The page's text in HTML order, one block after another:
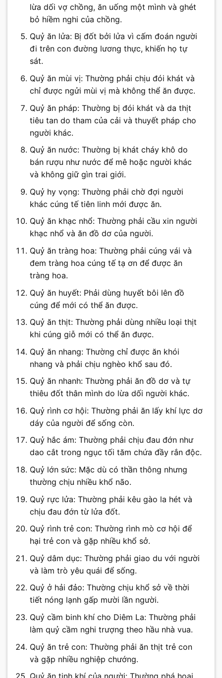
lừa dối vợ chồng, ăn uống một mình và ghét
bỏ hiềm nghi của chồng.
Quỷ ăn lửa: Bị đốt bởi lửa vì cấm đoán người
đi trên con đường lương thực, khiến họ tự
sát.
Quỷ ăn mùi vị: Thường phải chịu đói khát và
chỉ được ngửi mùi vị mà không thể ăn được.
Quỷ ăn pháp: Thường bị đói khát và da thịt
tiêu tan do tham của cải và thuyết pháp cho
người khác.
Quỷ ăn nước: Thường bị khát cháy khô do
bán rượu như nước để mê hoặc người khác
và không giữ gìn trai giới.
Quỷ hy vọng: Thường phải chờ đợi người
khác cúng tế tiên linh mới được ăn.
Quỷ ăn khạc nhổ: Thường phải cầu xin người
khạc nhổ và ăn đồ dơ của người.
Quỷ ăn tràng hoa: Thường phải cúng vái và
đem tràng hoa cúng tế tạ ơn để được ăn
tràng hoa.
Quỷ ăn huyết: Phải dùng huyết bôi lên đồ
cúng để mới có thể ăn được.
Quỷ ăn thịt: Thường phải dùng nhiều loại thịt
khi cúng giỗ mới có thể ăn được.
Quỷ ăn nhang: Thường chỉ được ăn khói
nhang và phải chịu nghèo khổ sau đó.
Quỷ ăn nhanh: Thường phải ăn đồ dơ và tự
thiêu đốt thân mình do lừa dối người khác.
Quỷ rình cơ hội: Thường phải ăn lấy khí lực dơ
dáy của người để sống còn.
Quỷ hắc ám: Thường phải chịu đau đớn như
dao cắt trong ngục tối tăm chứa đầy rắn độc.
Quỷ lớn sức: Mặc dù có thần thông nhưng
thường chịu nhiều khổ não.
Quỷ rực lửa: Thường phải kêu gào la hét và
chịu đau đớn từ lửa đốt.
Quỷ rình trẻ con: Thường rình mò cơ hội để
hại trẻ con và gặp nhiều khổ sở.
Quỷ dâm dục: Thường phải giao du với người
và làm trò yêu quái để sống.
Quỷ ở hải đảo: Thường chịu khổ sở về thời
tiết nóng lạnh gấp mười lần người.
Quỷ cầm binh khí cho Diêm La: Thường phải
làm quỷ cầm nghi trượng theo hầu nhà vua.
Quỷ ăn trẻ con: Thường phải ăn thịt trẻ con
và gặp nhiều nghiệp chướng.